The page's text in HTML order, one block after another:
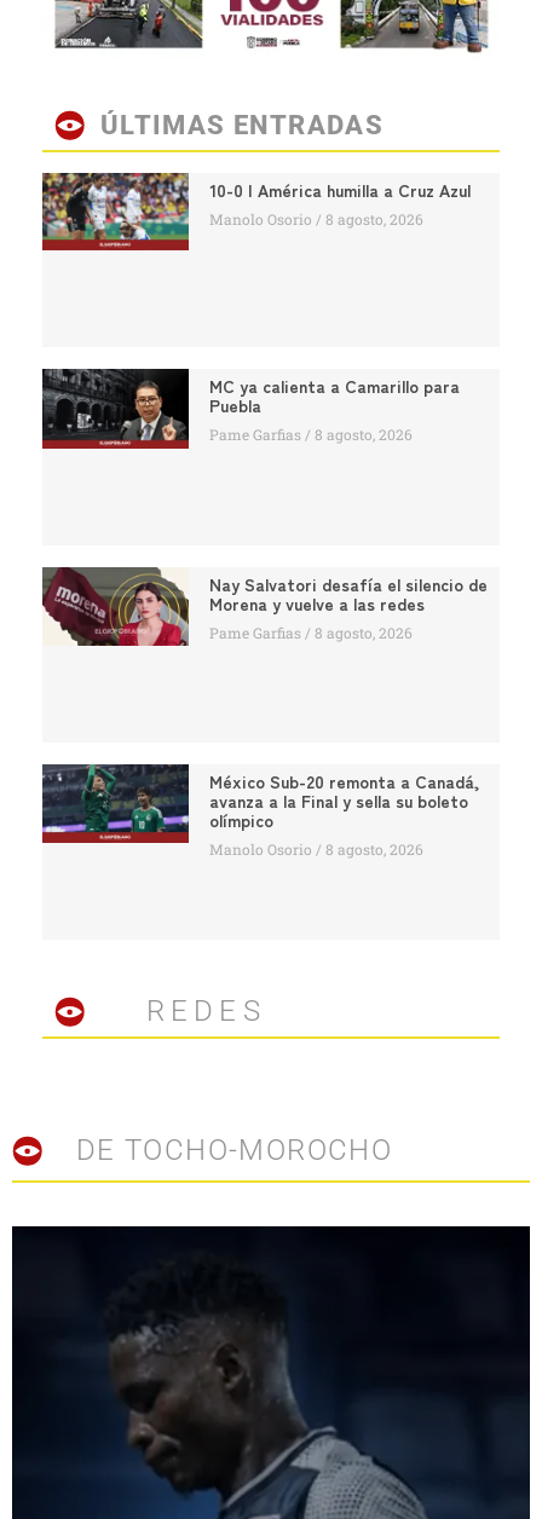
ÚLTIMAS ENTRADAS
10-0 | América humilla a Cruz Azul
Manolo Osorio 8 agosto, 2026
MC ya calienta a Camarillo para
Puebla
Pame Garfias 8 agosto, 2026
Nay Salvatori desafía el silencio de
Morena y vuelve a las redes
Pame Garfias 8 agosto, 2026
México Sub-20 remonta a Canadá,
avanza a la Final y sella su boleto
olímpico
Manolo Osorio 8 agosto, 2026
REDES
DE TOCHO-MOROCHO